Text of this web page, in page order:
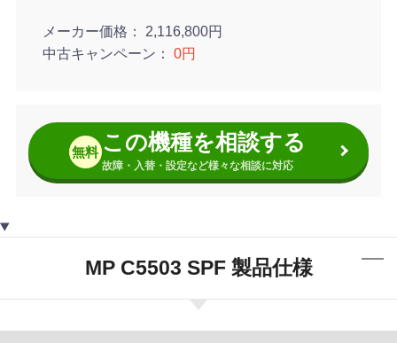
メーカー価格
2,116,800円
中古キャンペーン
0円
無料 この機種を相談する
故障・入替・設定など様々な相談に対応
MP C5503 SPF 製品仕様